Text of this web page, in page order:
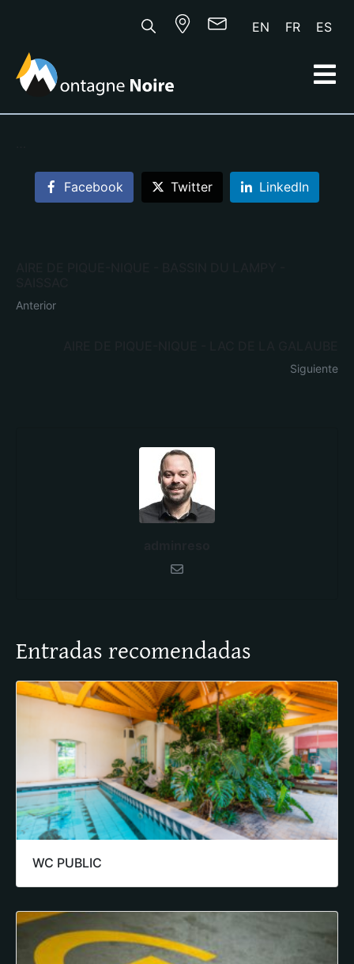
EN FR ES
Facebook Twitter LinkedIn
Anterior
Siguiente
Entradas recomendadas
WC PUBLIC